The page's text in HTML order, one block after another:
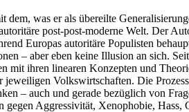
was er als übereilte
post-post-moderne Welt. Der
Europas autoritäre Populisten
– aber eben keine Illusion an sich.
ihren linearen Konzepten und
Volkswirtschaften. Die
– auch und gerade bezüglich von
Aggressivität, Xenophobie,